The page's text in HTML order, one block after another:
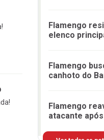
Flamengo
elenco
Flamengo
canhoto do
Flamengo
atacante